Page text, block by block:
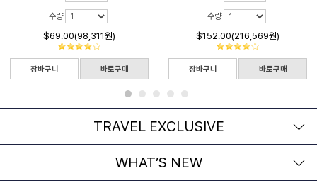
수량
$69.00(98,311원)
장바구니 바로구매
수량
$152.00(216,569원)
장바구니 바로구매
TRAVEL EXCLUSIVE
WHAT’S NEW